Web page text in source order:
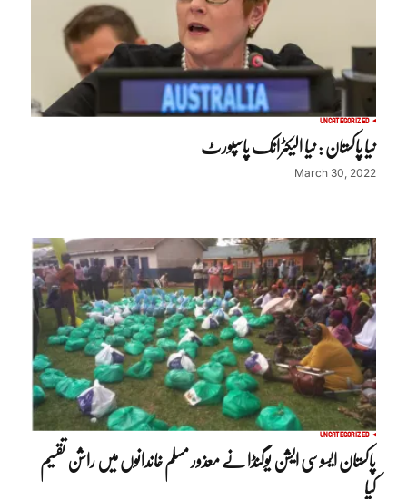
UNCATEGORIZED
نیا پاکستان : نیا الیکٹرانک پاسپورٹ
March 30, 2022
UNCATEGORIZED
پاکستان ایسوسی ایشن یوگنڈا نے معذور مسلم خاندانوں میں راشن تقسیم
کیا